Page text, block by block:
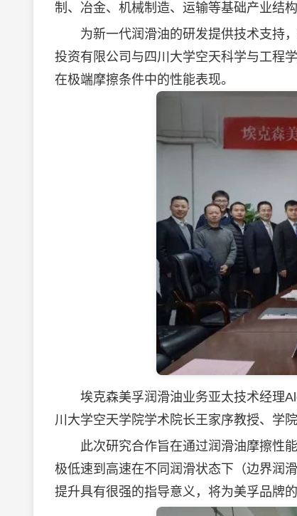
制、冶金、机械制造、运输等基础产业结
为新一代润滑油的研发提供技术支持
投资有限公司与四川大学空天科学与工程
在极端摩擦条件中的性能表现。
埃克森美孚润滑油业务亚太技术经理
川大学空天学院学术院长王家序教授、学
此次研究合作旨在通过润滑油摩擦性
极低速到高速在不同润滑状态下（边界润
提升具有很强的指导意义，将为美孚品牌